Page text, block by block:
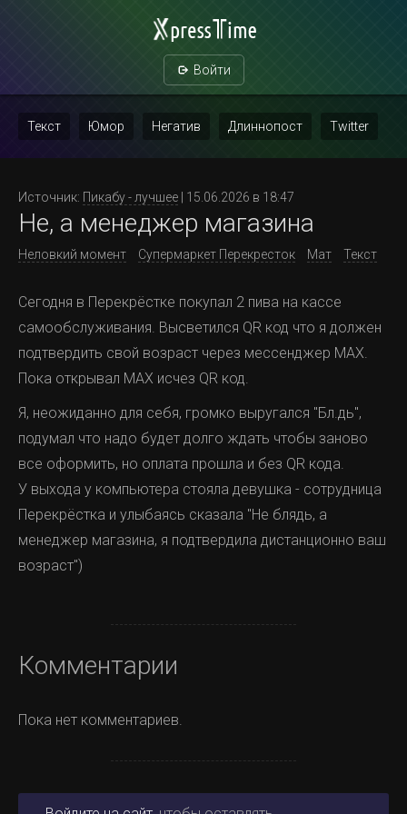
Войти
Текст Юмор Негатив Длиннопост Twitter
Повтор
Источник: Пикабу - лучшее | 15.06.2026 в 18:47
Не, а менеджер магазина
Неловкий момент Супермаркет Перекресток Мат Текст
Сегодня в Перекрёстке покупал 2 пива на кассе
самообслуживания. Высветился QR код что я должен
подтвердить свой возраст через мессенджер МАХ.
Пока открывал МАХ исчез QR код.
Я, неожиданно для себя, громко выругался "Бл.дь",
подумал что надо будет долго ждать чтобы заново
все оформить, но оплата прошла и без QR кода.
У выхода у компьютера стояла девушка - сотрудница
Перекрёстка и улыбаясь сказала "Не блядь, а
менеджер магазина, я подтвердила дистанционно ваш
возраст")
Комментарии
Пока нет комментариев.